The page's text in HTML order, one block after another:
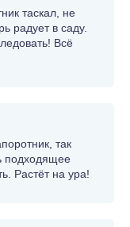
таскал, не
радует в саду.
Всё
так
подходящее
Растёт на ура!